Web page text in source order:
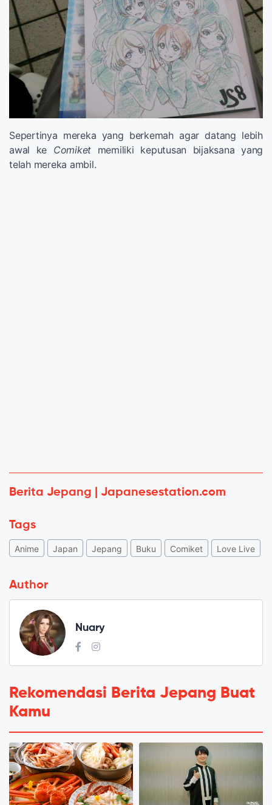
Sepertinya mereka yang berkemah agar datang lebih
awal ke Comiket memiliki keputusan bijaksana yang
telah mereka ambil.
Berita Jepang | Japanesestation.com
Tags
Anime Japan Jepang Buku Comiket Love Live
Author
Nuary
Rekomendasi Berita Jepang Buat
Kamu